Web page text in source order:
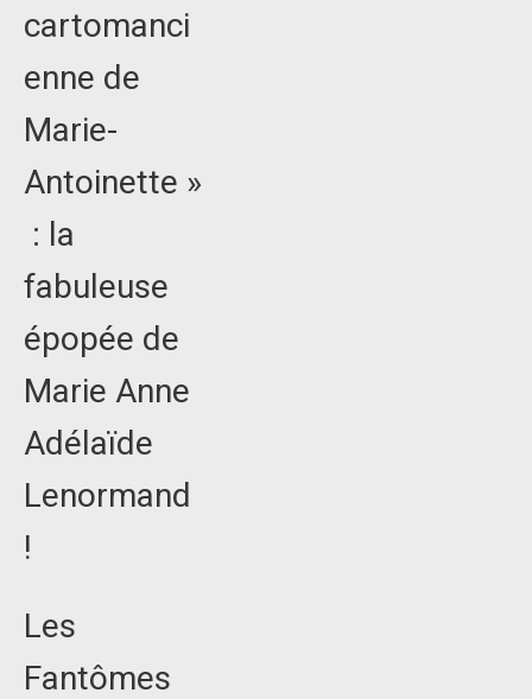
cartomanci
enne de
Marie-
Antoinette »
: la
fabuleuse
épopée de
Marie Anne
Adélaïde
Lenormand
!
Les
Fantômes